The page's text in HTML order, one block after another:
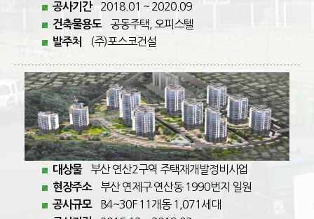
공사기간 2018.01 ~ 2020.09
건축물용도 공동주택, 오피스텔
발주처 (주)포스코건설
대상물 부산 연산2구역 주택재개발정비사업
현장주소 부산 연제구 연산동 1990번지 일원
공사규모 B4~30F 11개동 1,071세대